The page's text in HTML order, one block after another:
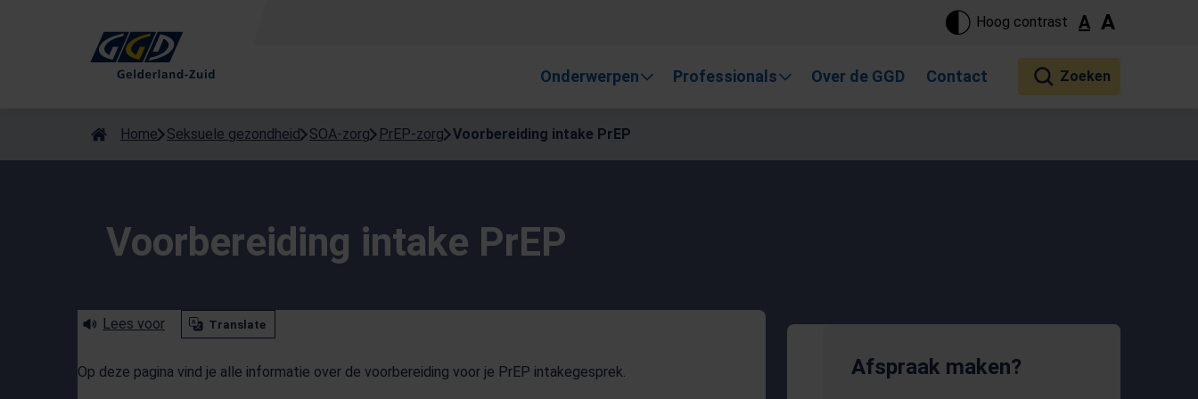
Hoog contrast A A
Onderwerpen Professionals Over de GGD Contact
Als de resultaten voor automatisch aanvullen beschikbaar zijn, gebruik de pijlen om omhoog en omlaag te gaan naar de gewenste pagina. Touch-apparaat gebruikers, bewegen door aanraking
Home Seksuele gezondheid SOA-zorg PrEP-zorg Voorbereiding intake PrEP
Voorbereiding intake PrEP
Lees voor Translate
Op deze pagina vind je alle informatie over de voorbereiding voor je PrEP intakegesprek. Afspraak maken?